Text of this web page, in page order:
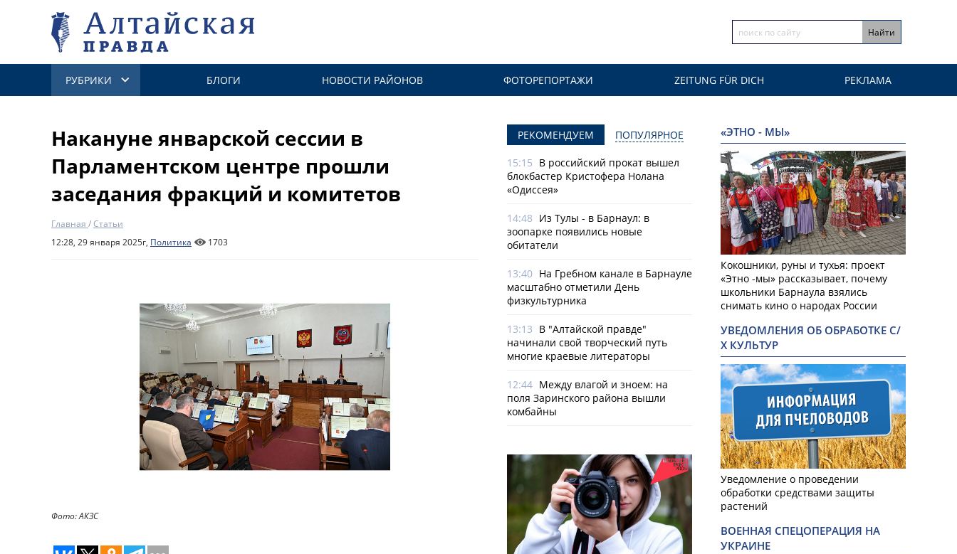
РУБРИКИ БЛОГИ НОВОСТИ РАЙОНОВ ФОТОРЕПОРТАЖИ ZEITUNG FÜR DICH РЕКЛАМА
Накануне январской сессии в
Парламентском центре прошли
заседания фракций и комитетов
Главная /Статьи
12:28, 29 января 2025г, Политика 1703
Фото: АКЗС
РЕКОМЕНДУЕМ ПОПУЛЯРНОЕ
15:15 В российский прокат вышел
блокбастер Кристофера Нолана
«Одиссея»
14:48 Из Тулы - в Барнаул: в
зоопарке появились новые
обитатели
13:40 На Гребном канале в Барнауле
масштабно отметили День
физкультурника
13:13 В "Алтайской правде"
начинали свой творческий путь
многие краевые литераторы
12:44 Между влагой и зноем: на
поля Заринского района вышли
комбайны
«ЭТНО - МЫ»
Кокошники, руны и тухья: проект
«Этно -мы» рассказывает, почему
школьники Барнаула взялись
снимать кино о народах России
УВЕДОМЛЕНИЯ ОБ ОБРАБОТКЕ С/
Х КУЛЬТУР
Уведомление о проведении
обработки средствами защиты
растений
ВОЕННАЯ СПЕЦОПЕРАЦИЯ НА
УКРАИНЕ